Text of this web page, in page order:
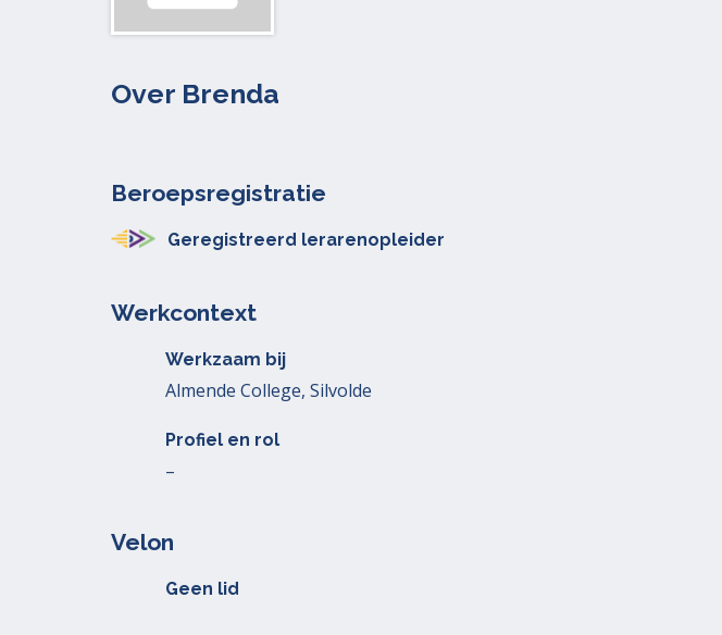
Over Brenda
Beroepsregistratie
Geregistreerd lerarenopleider
Werkcontext
Werkzaam bij
Almende College, Silvolde
Profiel en rol
–
Velon
Geen lid